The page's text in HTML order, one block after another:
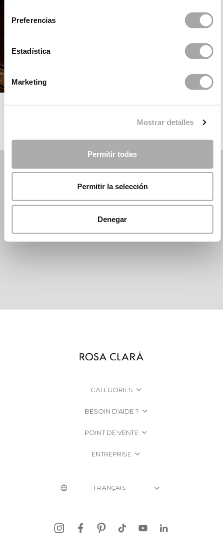
Preferencias
Estadística
Marketing
Mostrar detalles
Permitir todas
Permitir la selección
Denegar
CATÉGORIES
BESOIN D'AIDE ?
POINT DE VENTE
ENTREPRISE